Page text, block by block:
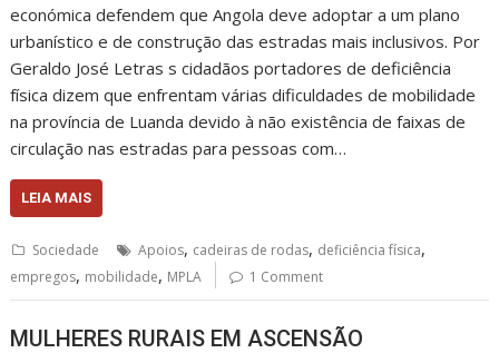
económica defendem que Angola deve adoptar a um plano
urbanístico e de construção das estradas mais inclusivos. Por
Geraldo José Letras s cidadãos portadores de deficiência
física dizem que enfrentam várias dificuldades de mobilidade
na província de Luanda devido à não existência de faixas de
circulação nas estradas para pessoas com…
LEIA MAIS
Sociedade Apoios, cadeiras de rodas, deficiência física,
empregos, mobilidade, MPLA 1 Comment
MULHERES RURAIS EM ASCENSÃO